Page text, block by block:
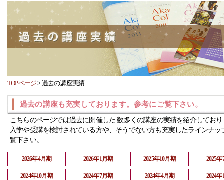
TOPページ>過去の講座実績
過去の講座も充実しております。参考にご覧下さい。
こちらのページでは過去に開催した 数多くの講座の実績を紹介してお
入学や受講を検討されている方や、そうでない方も充実したラインナッ
覧下さい。
2026年4月期 2026年1月期 2025年10月期 2025
2024年10月期 2024年7月期 2024年4月期 2024